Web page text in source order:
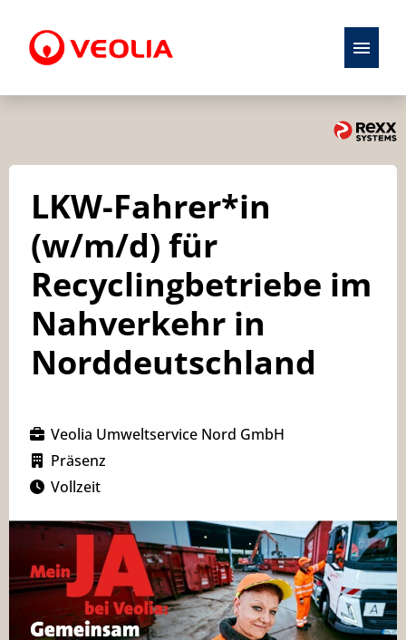
Initiativbewerbung
Karriere
Ausbildung
LKW-Fahrer*in
(w/m/d) für
Recyclingbetriebe im
Nahverkehr in
Norddeutschland
Veolia Umweltservice Nord GmbH
Präsenz
Vollzeit